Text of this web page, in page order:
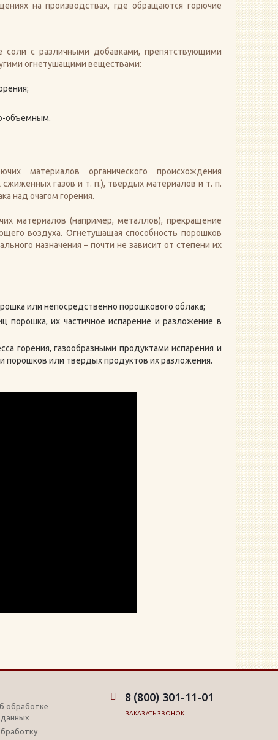
на производствах, где обращаются горючие
с различными добавками, препятствующими
огнетушащими веществами:
объемным.
материалов органического происхождения
газов и т. п.), твердых материалов и т. п.
над очагом горения.
материалов (например, металлов), прекращение
воздуха. Огнетушащая способность порошков
назначения – почти не зависит от степени их
или непосредственно порошкового облака;
порошка, их частичное испарение и разложение в
горения, газообразными продуктами испарения и
порошков или твердых продуктов их разложения.
обработке
8 (800) 301-11-01
ЗАКАЗАТЬ ЗВОНОК